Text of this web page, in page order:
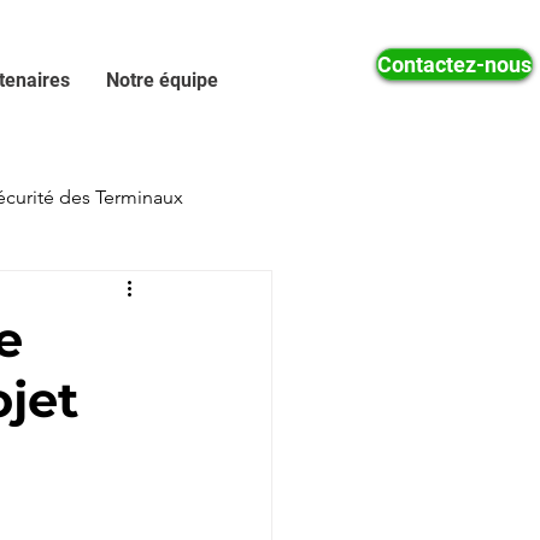
Notre équipe
Contactez-nous
des Terminaux
Réponse aux Incidents
Sécurité Web